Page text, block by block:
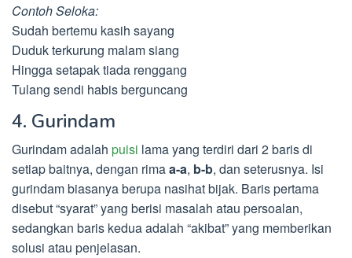
Contoh Seloka:
Sudah bertemu kasih sayang
Duduk terkurung malam siang
Hingga setapak tiada renggang
Tulang sendi habis berguncang
4. Gurindam
Gurindam adalah puisi lama yang terdiri dari 2 baris di
setiap baitnya, dengan rimaa-a, b-b, dan seterusnya. Isi
gurindam biasanya berupa nasihat bijak. Baris pertama
disebut “syarat” yang berisi masalah atau persoalan,
sedangkan baris kedua adalah “akibat” yang memberikan
solusi atau penjelasan.